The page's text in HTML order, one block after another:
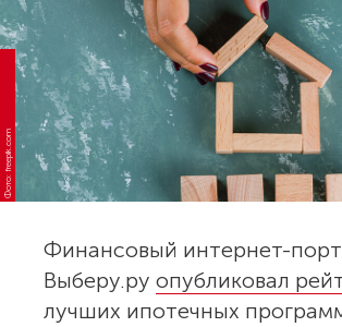
Фото: freepik.com
Финансовый интернет-
Выберу.ру опубликовал
лучших ипотечных